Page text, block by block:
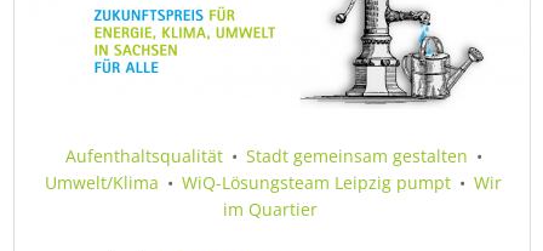
Aufenthaltsqualität • Stadt gemeinsam gestalten •
Umwelt/Klima • WiQ-Lösungsteam Leipzig pumpt • Wir
im Quartier